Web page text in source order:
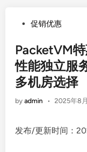
Posted促销优惠
PacketVM
性能独立服
多机房选择
byadmin • 2025年8
发布/更新时间：